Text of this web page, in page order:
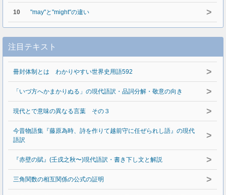
10 "may"と"might"の違い >
注目テキスト
冊封体制とは わかりやすい世界史用語592 >
「いづ方へかまかりぬる」の現代語訳・品詞分解・敬意の向き >
現代とで意味の異なる言葉 その３ >
今昔物語集『藤原為時、詩を作りて越前守に任ぜられし語』の現代
語訳
>
『赤壁の賦』(壬戌之秋〜)現代語訳・書き下し文と解説 >
三角関数の相互関係の公式の証明 >